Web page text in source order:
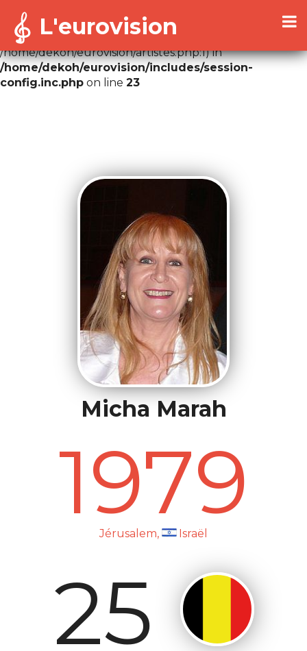
Warning
: Cannot modify header information - headers
already sent by (output started at
/home/dekoh/eurovision/artistes.php:1) in
/home/dekoh/eurovision/includes/session-
config.inc.php on line 23
L'eurovision
Micha Marah
1979
Jérusalem, Israël
25